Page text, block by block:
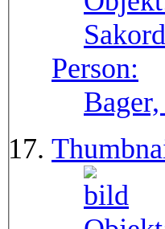
Person: